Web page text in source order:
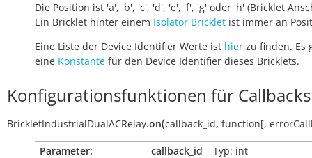
Die Position ist 'a', 'b', 'c', 'd', 'e', 'f', 'g' oder 'h' (Bricklet
Ein Bricklet hinter einem Isolator Bricklet ist immer an
Eine Liste der Device Identifier Werte ist hier zu finden. Es
eine Konstante für den Device Identifier dieses Bricklets.
Konfigurationsfunktionen für Callbacks
BrickletIndustrialDualACRelay.on(callback_id, function[,
Parameter: callback_id – Typ: int